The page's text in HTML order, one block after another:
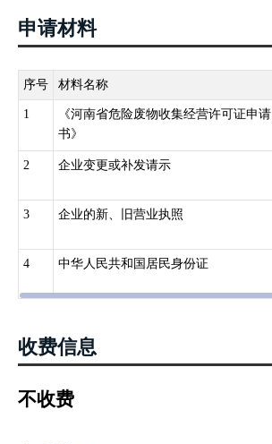
申请材料
序号 材料名称
1
《河南省危险废物收集经营许可证申请
书》
2 企业变更或补发请示
3 企业的新、旧营业执照
4 中华人民共和国居民身份证
收费信息
不收费